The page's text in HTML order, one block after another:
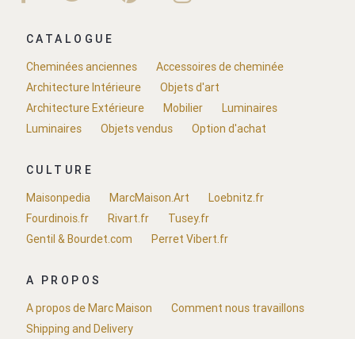
CATALOGUE
Cheminées anciennes
Accessoires de cheminée
Architecture Intérieure
Objets d'art
Architecture Extérieure
Mobilier
Luminaires
Luminaires
Objets vendus Option d'achat
CULTURE
Maisonpedia
MarcMaison.Art
Loebnitz.fr
Fourdinois.fr
Rivart.fr
Tusey.fr
Gentil & Bourdet.com
Perret Vibert.fr
A PROPOS
A propos de Marc Maison
Comment nous travaillons
Shipping and Delivery